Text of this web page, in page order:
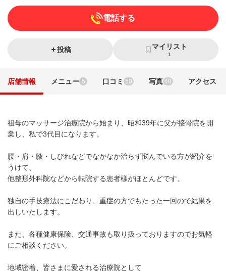
電話する
投稿 マイリスト
1
店舗情報 メニュー 5 口コミ 50 写真 48 アクセス
祖母のマッサージ治療院から始まり、昭和39年に父が接骨院を開
業し、私で3代目になります。
腰・肩・膝・しびれなどでなかなか治らず悩んでいる方が紹介を
うけて、
他整形外科院などから転院する患者様がほとんどです。
独自の手技療法にこだわり、重症の方でもたった一回ので結果を
出しいたします。
また、各種健康保険、交通事故も取り扱っておりますのでお気軽
にご相談ください。
地域密着、皆さまに愛される治療院として